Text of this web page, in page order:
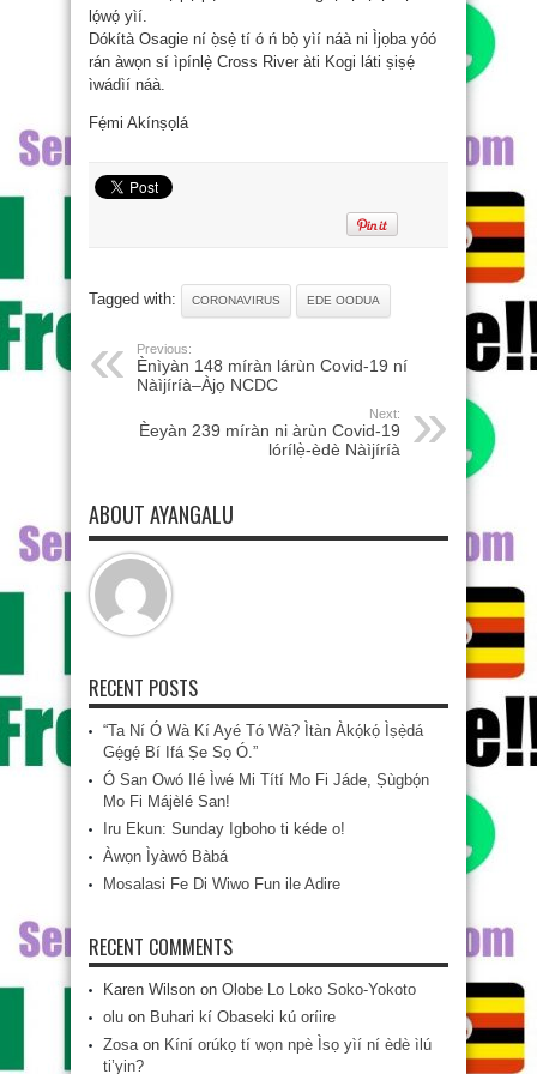
lọ́wọ́ yìí.
Dókítà Osagie ní ọ̀sẹ̀ tí ó ń bọ̀ yìí náà ni Ìjọba yóó
rán àwọn sí ìpínlẹ̀ Cross River àti Kogi láti ṣiṣẹ́
ìwádìí náà.
Fẹ́mi Akínṣọlá
Tagged with: CORONAVIRUS EDE OODUA
Previous:
Ènìyàn 148 míràn lárùn Covid-19 ní
Nàìjíríà–Àjọ NCDC
Next:
Èeyàn 239 míràn ni àrùn Covid-19
lórílẹ̀-èdè Nàìjíríà
ABOUT AYANGALU
RECENT POSTS
“Ta Ní Ó Wà Kí Ayé Tó Wà? Ìtàn Àkọ́kọ́ Ìṣẹ̀dá
Gẹ́gẹ́ Bí Ifá Ṣe Sọ Ó.”
Ó San Owó Ilé Ìwé Mi Títí Mo Fi Jáde, Ṣùgbọ́n
Mo Fi Májèlé San!
Iru Ekun: Sunday Igboho ti kéde o!
Àwọn Ìyàwó Bàbá
Mosalasi Fe Di Wiwo Fun ile Adire
RECENT COMMENTS
Karen Wilson on Olobe Lo Loko Soko-Yokoto
olu on Buhari kí Obaseki kú oríire
Zosaon Kíní orúkọ tí wọn npè Ìsọ yìí ní èdè ìlú
ti’yin?